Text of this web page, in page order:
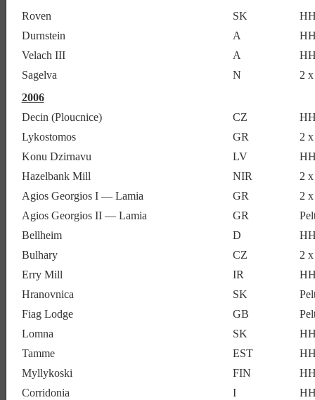
Roven
SK
Durnstein
A
Velach III
A
Sagelva
N
2
2006
Decin (Ploucnice)
CZ
Lykostomos
GR
2
Konu Dzirnavu
LV
Hazelbank Mill
NIR
2
Agios Georgios I — Lamia
GR
2
Agios Georgios II — Lamia
GR
Bellheim
D
Bulhary
CZ
2
Erry Mill
IR
Hranovnica
SK
Fiag Lodge
GB
Lomna
SK
Tamme
EST
Myllykoski
FIN
Corridonia
I